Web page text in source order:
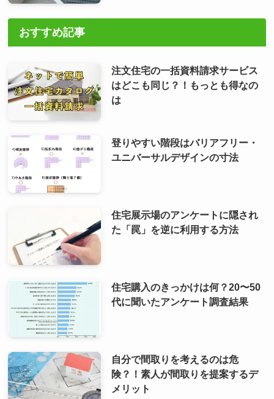
おすすめ記事
注文住宅の一括資料請求サービス
はどこも同じ？！もっとも得なの
は
登りやすい階段はバリアフリー・
ユニバーサルデザインの寸法
住宅展示場のアンケートに隠され
た「罠」を逆に利用する方法
住宅購入のきっかけは何？20〜50
代に聞いたアンケート調査結果
自分で間取りを考えるのは危
険？！素人が間取りを提案するデ
メリット